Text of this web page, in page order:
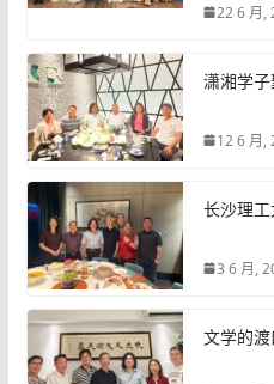
22 6 月,
潇湘学
12 6 月,
长沙理
3 6 月,
文学的